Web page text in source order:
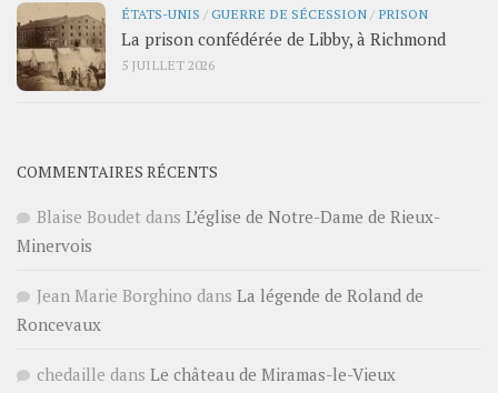
ÉTATS-UNIS /GUERRE DE SÉCESSION / PRISON
La prison confédérée de Libby, à Richmond
5 JUILLET 2026
COMMENTAIRES RÉCENTS
Blaise Boudet dans L’église de Notre-Dame de Rieux-
Minervois
Jean Marie Borghino dans La légende de Roland de
Roncevaux
chedaille dans Le château de Miramas-le-Vieux